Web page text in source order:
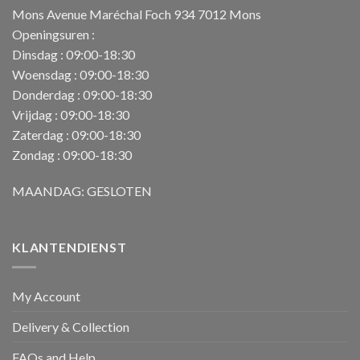
Mons Avenue Maréchal Foch 934 7012 Mons
Openingsuren :
Dinsdag : 09:00-18:30
Woensdag : 09:00-18:30
Donderdag : 09:00-18:30
Vrijdag : 09:00-18:30
Zaterdag : 09:00-18:30
Zondag : 09:00-18:30
MAANDAG: GESLOTEN
KLANTENDIENST
My Account
Delivery & Collection